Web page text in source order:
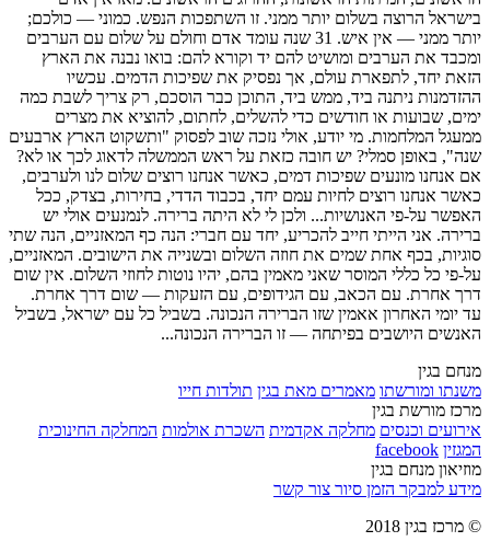
בישראל הרוצה בשלום יותר ממני. זו השתפכות הנפש. כמוני — כולכם;
יותר ממני — אין איש. 31 שנה עומד אדם וחולם על שלום עם הערבים
ומכבד את הערבים ומושיט להם יד וקורא להם: בואו נבנה את הארץ
הזאת יחד, לתפארת עולם, אך נפסיק את שפיכות הדמים. עכשיו
ההזדמנות ניתנה ביד, ממש ביד, התוכן כבר הוסכם, רק צריך לשבת כמה
ימים, שבועות או חודשים כדי להשלים, לחתום, להוציא את מצרים
ממעגל המלחמות. מי יודע, אולי נזכה שוב לפסוק "ותשקוט הארץ ארבעים
שנה", באופן סמלי? יש חובה כזאת על ראש הממשלה לדאוג לכך או לא?
אם אנחנו מונעים שפיכות דמים, כאשר אנחנו רוצים שלום לנו ולערבים,
כאשר אנחנו רוצים לחיות עמם יחד, בכבוד הדדי, בחירות, בצדק, ככל
האפשר על-פי האנושיות... ולכן לי לא היתה ברירה. לנמנעים אולי יש
ברירה. אני הייתי חייב להכריע, יחד עם חברי: הנה כף המאזניים, הנה שתי
סוגיות, בכף אחת שמים את חוזה השלום ובשנייה את הישובים. המאזניים,
על-פי כל כללי המוסר שאני מאמין בהם, יהיו נוטות לחוזי השלום. אין שום
דרך אחרת. עם הכאב, עם הגידופים, עם הזעקות — שום דרך אחרת.
עד יומי האחרון אאמין שזו הברירה הנכונה. בשביל כל עם ישראל, בשביל
האנשים היושבים בפיתחה — זו הברירה הנכונה...
מנחם בגין
משנתו ומורשתו מאמרים מאת בגין תולדות חייו
מרכז מורשת בגין
אירועים וכנסים מחלקה אקדמית השכרת אולמות המחלקה החינוכית
המגזין facebook
מוזיאון מנחם בגין
מידע למבקר הזמן סיור צור קשר
© מרכז בגין 2018